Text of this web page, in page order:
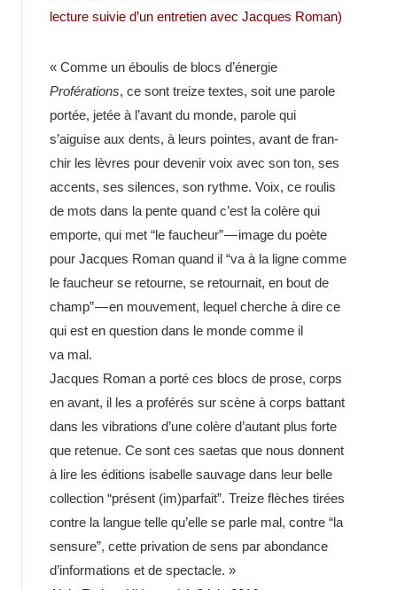
lecture suivie d’un entre­tien avec Jacques Roman)
« Comme un ébou­lis de blocs d’énergie
Profé­ra­tions, ce sont treize textes, soit une parole
portée, jetée à l’avant du monde, parole qui
s’aiguise aux dents, à leurs pointes, avant de fran­
chir les lèvres pour deve­nir voix avec son ton, ses
accents, ses silences, son rythme. Voix, ce roulis
de mots dans la pente quand c’est la colère qui
emporte, qui met “le faucheur” — image du poète
pour Jacques Roman quand il “va à la ligne comme
le faucheur se retourne, se retour­nait, en bout de
champ” — en mouve­ment, lequel cherche à dire ce
qui est en ques­tion dans le monde comme il
va mal.
Jacques Roman a porté ces blocs de prose, corps
en avant, il les a profé­rés sur scène à corps battant
dans les vibra­tions d’une colère d’autant plus forte
que rete­nue. Ce sont ces saetas que nous donnent
à lire les éditions isabelle sauvage dans leur belle
collec­tion “présent (im)parfait”. Treize flèches tirées
contre la langue telle qu’elle se parle mal, contre “la
sensure”, cette priva­tion de sens par abon­dance
d’informations et de spectacle. »